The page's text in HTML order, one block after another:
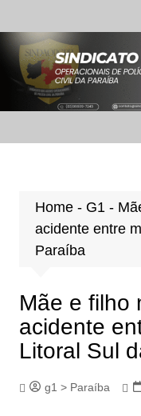
para
conteúdo
Home- G1 -
acidente entre
Paraíba
Mãe e filho
acidente
Litoral Sul
g1 > Paraíba